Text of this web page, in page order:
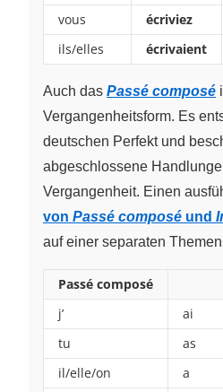
vous écriviez
ils/elles
écrivaient
Auch das Passé composé
Vergangenheitsform. Es
deutschen Perfekt und
abgeschlossene
Vergangenheit. Einen
von Passé composé und
auf einer separaten
Passé composé
j’
ai
tu
as
il/elle/on
a